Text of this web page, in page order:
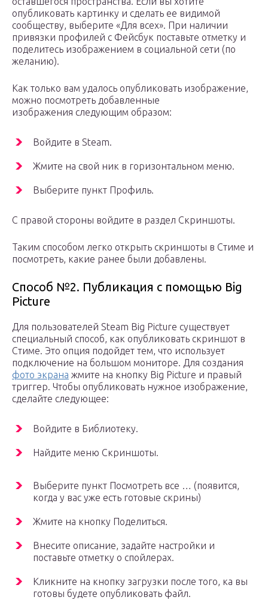
опубликовать картинку и сделать ее видимой
сообществу, выберите «Для всех». При наличии
привязки профилей с Фейсбук поставьте отметку и
поделитесь изображением в социальной сети (по
желанию).
Как только вам удалось опубликовать изображение,
можно посмотреть добавленные
изображения следующим образом:
Войдите в Steam.
Жмите на свой ник в горизонтальном меню.
Выберите пункт Профиль.
С правой стороны войдите в раздел Скриншоты.
Таким способом легко открыть скриншоты в Стиме и
посмотреть, какие ранее были добавлены.
Способ №2. Публикация с помощью Big
Picture
Для пользователей Steam Big Picture существует
специальный способ, как опубликовать скриншот в
Стиме. Это опция подойдет тем, что использует
подключение на большом мониторе. Для создания
фото экрана жмите на кнопку Big Picture и правый
триггер. Чтобы опубликовать нужное изображение,
сделайте следующее:
Войдите в Библиотеку.
Найдите меню Скриншоты.
Выберите пункт Посмотреть все … (появится,
когда у вас уже есть готовые скрины)
Жмите на кнопку Поделиться.
Внесите описание, задайте настройки и
поставьте отметку о спойлерах.
Кликните на кнопку загрузки после того, ка вы
готовы будете опубликовать файл.